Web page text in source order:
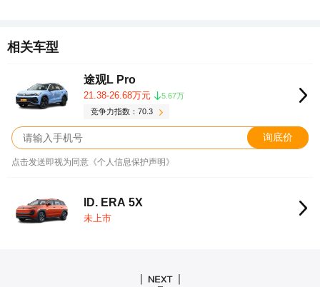
相关车型
途观L Pro
21.38-26.68万元
5.67万
竞争力指数：70.3
询底价
点击发送即视为同意《个人信息保护声明》
ID. ERA 5X
未上市